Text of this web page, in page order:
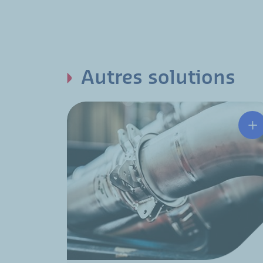
Autres solutions